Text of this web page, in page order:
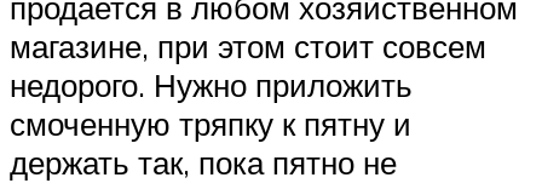
магазине, при этом стоит совсем
недорого. Нужно приложить
смоченную тряпку к пятну и
держать так, пока пятно не